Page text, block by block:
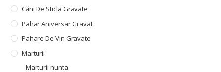
Căni De Sticla Gravate
Pahar Aniversar Gravat
Pahare De Vin Gravate
Marturii
Marturii nunta